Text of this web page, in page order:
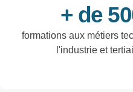
+ de
formations aux métiers
l'industrie et